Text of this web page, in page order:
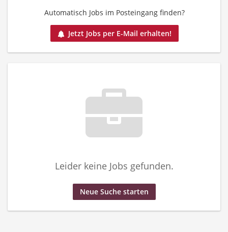
Automatisch Jobs im Posteingang finden?
Jetzt Jobs per E-Mail erhalten!
Leider keine Jobs gefunden.
Neue Suche starten